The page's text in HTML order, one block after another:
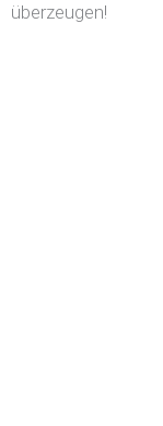
überzeugen!